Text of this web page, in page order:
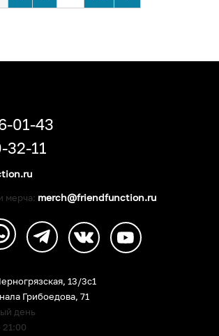
13/3c1
Грибоедова, 71
день
21:00
01-43
32-11
мерча: merch@friendfunction.ru